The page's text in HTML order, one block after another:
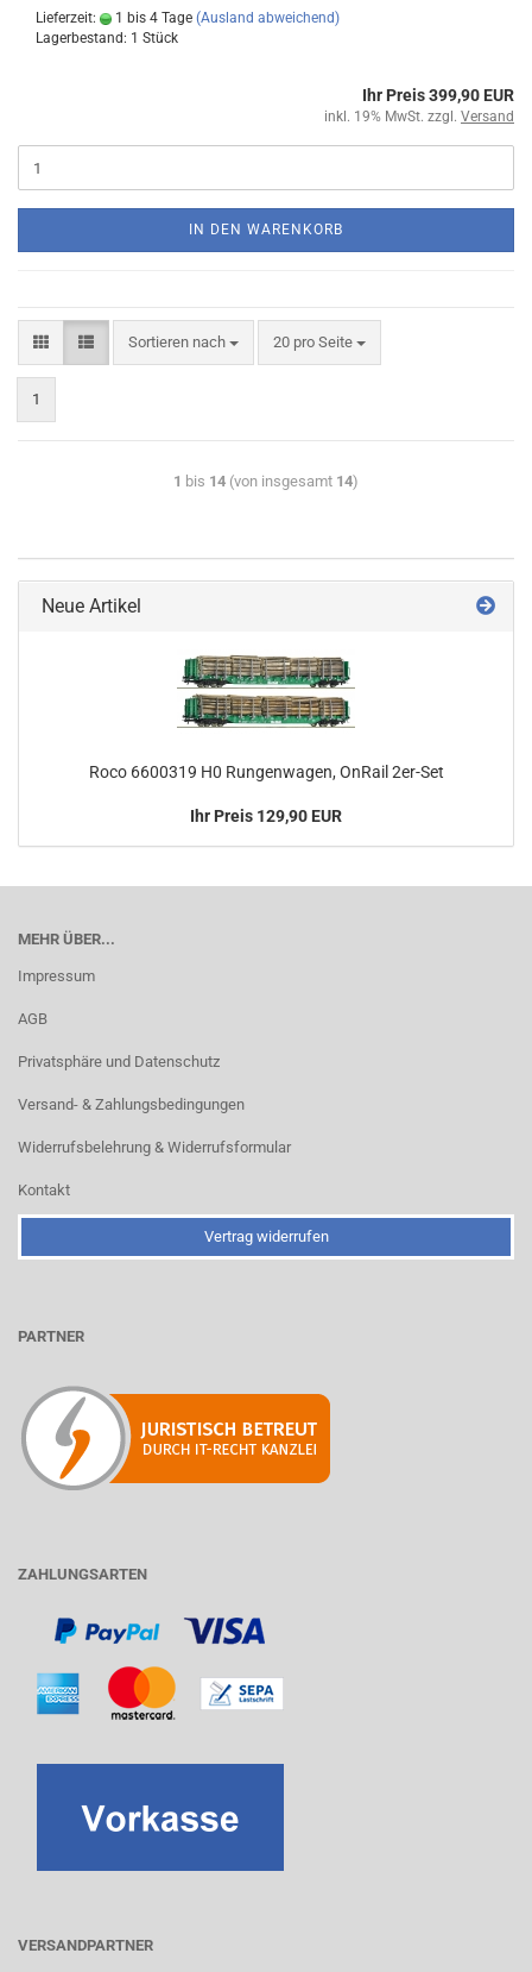
Lieferzeit: 1 bis 4 Tage (Ausland abweichend)
Lagerbestand: 1 Stück
Ihr Preis 399,90 EUR
inkl. 19% MwSt. zzgl. Versand
IN DEN WARENKORB
Sortieren nach 20 pro Seite
1
1 bis 14 (von insgesamt 14)
Neue Artikel
Roco 6600319 H0 Rungenwagen, OnRail 2er-Set
Ihr Preis 129,90 EUR
MEHR ÜBER...
Impressum
AGB
Privatsphäre und Datenschutz
Versand- & Zahlungsbedingungen
Widerrufsbelehrung & Widerrufsformular
Kontakt
Vertrag widerrufen
PARTNER
ZAHLUNGSARTEN
VERSANDPARTNER